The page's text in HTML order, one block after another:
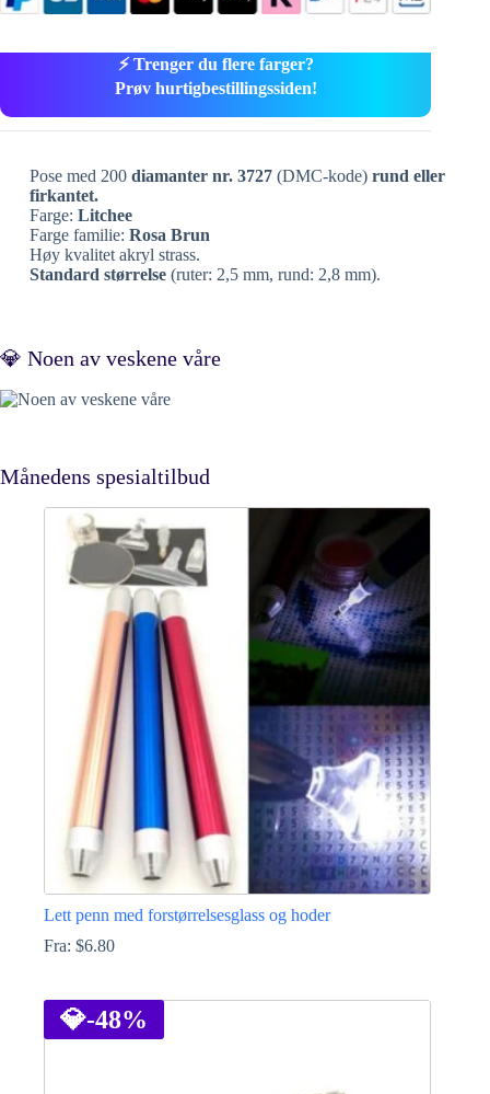
⚡ Trenger du flere farger?
Prøv hurtigbestillingssiden!
Pose med 200 diamanter nr. 3727(DMC-kode) rund eller
firkantet.
Farge: Litchee
Farge familie: Rosa Brun
Høy kvalitet akryl strass.
Standard størrelse(ruter: 2,5 mm, rund: 2,8 mm).
💎 Noen av veskene våre
Månedens spesialtilbud
Lett penn med forstørrelsesglass og hoder
Fra: $6.80
produktet
har
flere
💎-48%